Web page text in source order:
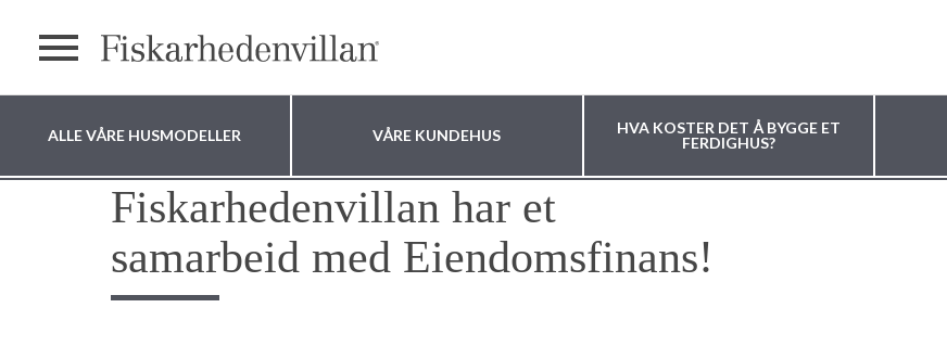
ALLE VÅRE HUSMODELLER VÅRE KUNDEHUS
HVA KOSTER DET Å BYGGE ET
FERDIGHUS?
Hvor vil du bygge
huset ditt?
Fiskarhedenvillan har et
samarbeid med Eiendomsfinans!